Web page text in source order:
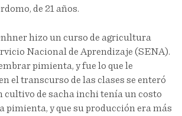
de 21 años.
hizo un curso de agricultura
Nacional de Aprendizaje (SENA).
pimienta, y fue lo que le
el transcurso de las clases se enteró
cultivo de sacha inchi tenía un costo
pimienta, y que su producción era más